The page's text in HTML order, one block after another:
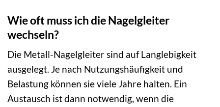
Wie oft muss ich die Nagelgleiter
wechseln?
Die Metall-Nagelgleiter sind auf Langlebigkeit
ausgelegt. Je nach Nutzungshäufigkeit und
Belastung können sie viele Jahre halten. Ein
Austausch ist dann notwendig, wenn die